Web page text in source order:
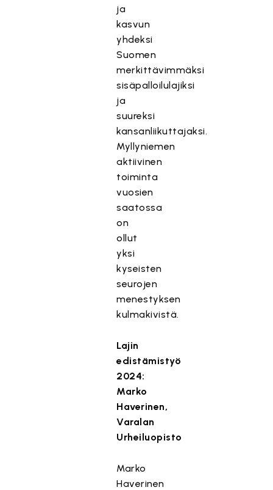
ja
kasvun
yhdeksi
Suomen
merkittävimmäksi
sisäpalloilulajiksi
ja
suureksi
kansanliikuttajaksi.
Myllyniemen
aktiivinen
toiminta
vuosien
saatossa
on
ollut
yksi
kyseisten
seurojen
menestyksen
kulmakivistä.
Lajin
edistämistyö
2024:
Marko
Haverinen,
Varalan
Urheiluopisto
Marko
Haverinen